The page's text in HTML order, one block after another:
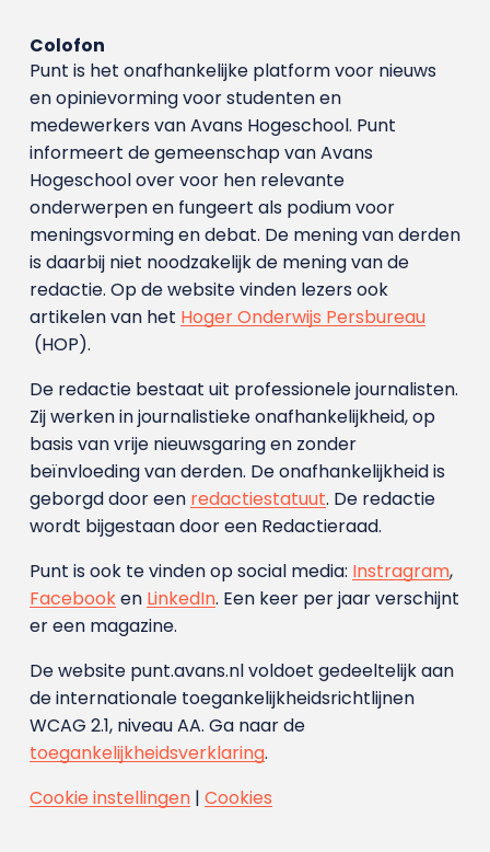
Colofon
Punt is het onafhankelijke platform voor nieuws
en opinievorming voor studenten en
medewerkers van Avans Hoge­school. Punt
informeert de gemeenschap van Avans
Hogeschool over voor hen relevante
onderwerpen en fungeert als podium voor
meningsvorming en debat. De mening van derden
is daarbij niet noodzakelijk de mening van de
redactie. Op de website vinden lezers ook
artikelen van het Hoger Onderwijs Persbureau
(HOP).
De redactie bestaat uit professionele journalisten.
Zij werken in journalistieke onafhankelijkheid, op
basis van vrije nieuwsgaring en zonder
beïnvloeding van derden. De onafhankelijkheid is
geborgd door een redactiestatuut. De redactie
wordt bijgestaan door een Redactieraad.
Punt is ook te vinden op social media: Instragram,
Facebooken LinkedIn. Een keer per jaar verschijnt
er een magazine.
De website punt.avans.nl voldoet gedeeltelijk aan
de internationale toegankelijkheidsrichtlijnen
WCAG 2.1, niveau AA. Ga naar de
toegankelijkheidsverklaring.
Cookie instellingen| Cookies